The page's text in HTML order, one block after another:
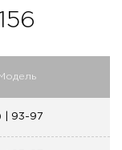
Модель
| 93-97